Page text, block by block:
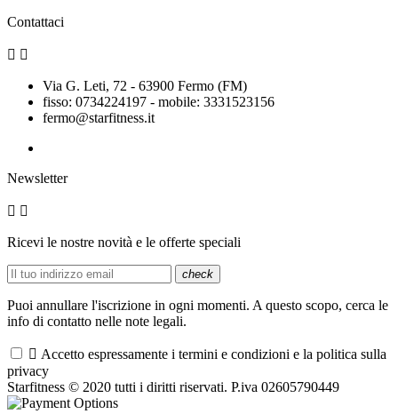
Contattaci
 
Via G. Leti, 72 - 63900 Fermo (FM)
fisso: 0734224197 - mobile: 3331523156
fermo@starfitness.it
Newsletter
 
Ricevi le nostre novità e le offerte speciali
check
Puoi annullare l'iscrizione in ogni momenti. A questo scopo, cerca le
info di contatto nelle note legali.
 Accetto espressamente i termini e condizioni e la politica sulla
privacy
Starfitness © 2020 tutti i diritti riservati. P.iva 02605790449